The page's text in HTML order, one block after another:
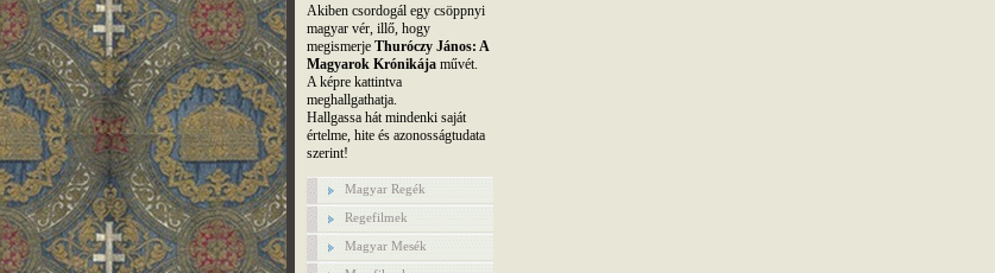
Akiben csordogál egy csöppnyi
magyar vér, illő, hogy
megismerje Thuróczy János: A
Magyarok Krónikájaművét.
A képre kattintva
meghallgathatja.
Hallgassa hát mindenki saját
értelme, hite és azonosságtudata
szerint!
Magyar Regék
Regefilmek
Magyar Mesék